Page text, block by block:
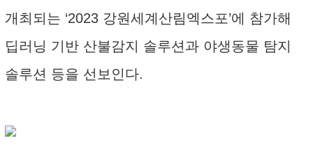
개최되는 ‘2023 강원세계산림엑스포’에 참가해
딥러닝 기반 산불감지 솔루션과 야생동물 탐지
솔루션 등을 선보인다.